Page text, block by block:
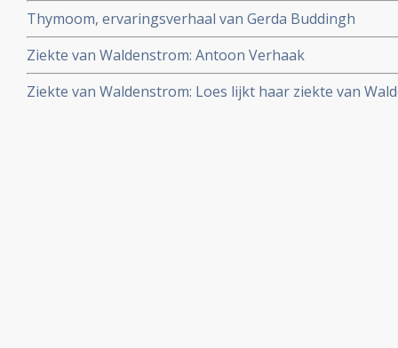
Thymoom, ervaringsverhaal van Gerda Buddingh
Ziekte van Waldenstrom: Antoon Verhaak
Ziekte van Waldenstrom: Loes lijkt haar ziekte van